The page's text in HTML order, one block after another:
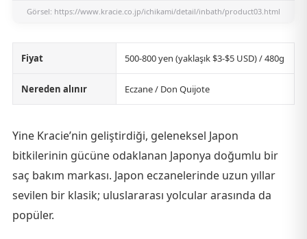
Görsel: https://www.kracie.co.jp/ichikami/detail/inbath/product03.html
Fiyat 500-800 yen (yaklaşık $3-$5 USD) / 480g
Nereden alınır Eczane / Don Quijote
Yine Kracie’nin geliştirdiği, geleneksel Japon
bitkilerinin gücüne odaklanan Japonya doğumlu bir
saç bakım markası. Japon eczanelerinde uzun yıllar
sevilen bir klasik; uluslararası yolcular arasında da
popüler.